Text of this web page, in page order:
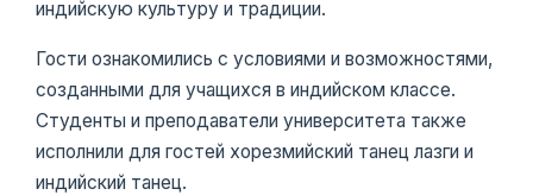
индийскую культуру и традиции.
Гости ознакомились с условиями и возможностями,
созданными для учащихся в индийском классе.
Студенты и преподаватели университета также
исполнили для гостей хорезмийский танец лазги и
индийский танец.